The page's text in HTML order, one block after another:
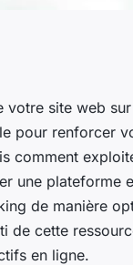
site web
pour renforcer
comment
une plateforme
de manière
de cette
en ligne.